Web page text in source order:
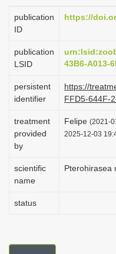
publication
ID
https://
publication
LSID
43B6-A013-
persistent
identifier
https://
FFD5-644F-
treatment
provided
by
Felipe (2021-
2025-12-03
scientific
name
Pterohirasea
status